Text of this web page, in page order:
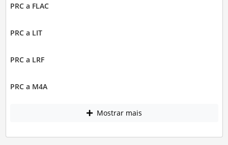
PRC a FLAC
PRC a LIT
PRC a LRF
PRC a M4A
Mostrar mais